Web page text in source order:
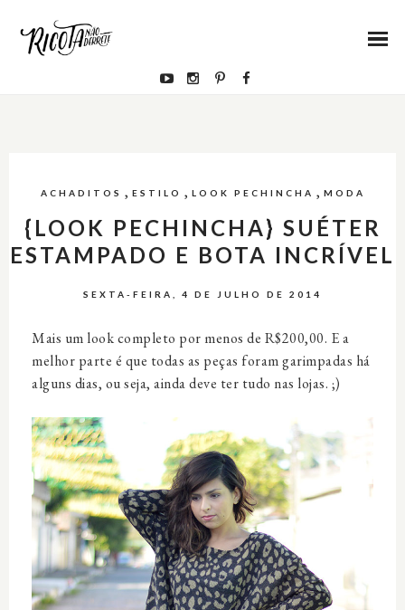
ACHADITOS , ESTILO , LOOK PECHINCHA , MODA
{LOOK PECHINCHA} SUÉTER
ESTAMPADO E BOTA INCRÍVEL
SEXTA-FEIRA, 4 DE JULHO DE 2014
Mais um look completo por menos de R$200,00. E a
melhor parte é que todas as peças foram garimpadas há
alguns dias, ou seja, ainda deve ter tudo nas lojas. ;)